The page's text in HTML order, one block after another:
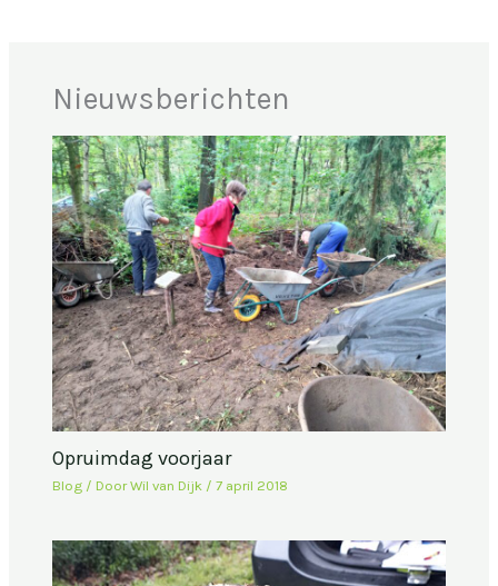
Nieuwsberichten
Opruimdag voorjaar
Blog / DoorWil van Dijk /7 april 2018